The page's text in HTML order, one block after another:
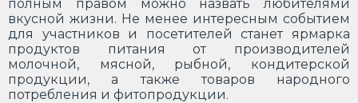
полным правом можно назвать любителями
вкусной жизни. Не менее интересным событием
для участников и посетителей станет ярмарка
продуктов питания от производителей
молочной, мясной, рыбной, кондитерской
продукции, а также товаров народного
потребления и фитопродукции.